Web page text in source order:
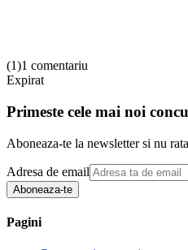
(1)1 comentariu
Expirat
Primeste cele mai noi
Aboneaza-te la newsletter si nu
Adresa de email
Aboneaza-te
Pagini